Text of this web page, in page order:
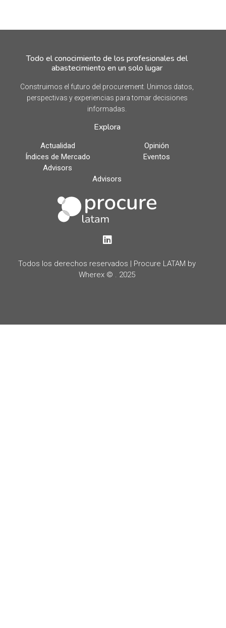
Todo el conocimiento de los profesionales del
abastecimiento en un solo lugar
Construimos el futuro del procurement. Unimos datos,
perspectivas y experiencias para tomar decisiones
informadas.
Explora
Actualidad
Opinión
Índices de Mercado
Eventos
Advisors
Advisors
LinkedIn
Todos los derechos reservados | Procure LATAM by
Wherex © . 2025